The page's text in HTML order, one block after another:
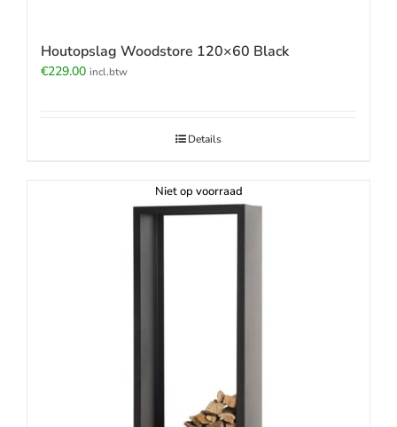
Houtopslag Woodstore 120×60 Black
€229.00 incl.btw
Details
Niet op voorraad